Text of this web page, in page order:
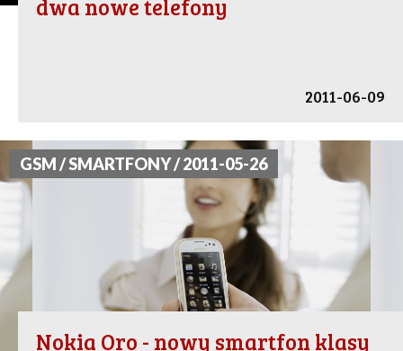
dwa nowe telefony
2011-06-09
GSM / SMARTFONY / 2011-05-26
Nokia Oro - nowy smartfon klasy